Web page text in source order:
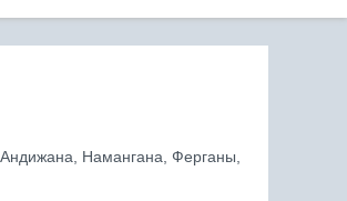
Намангана, Ферганы,